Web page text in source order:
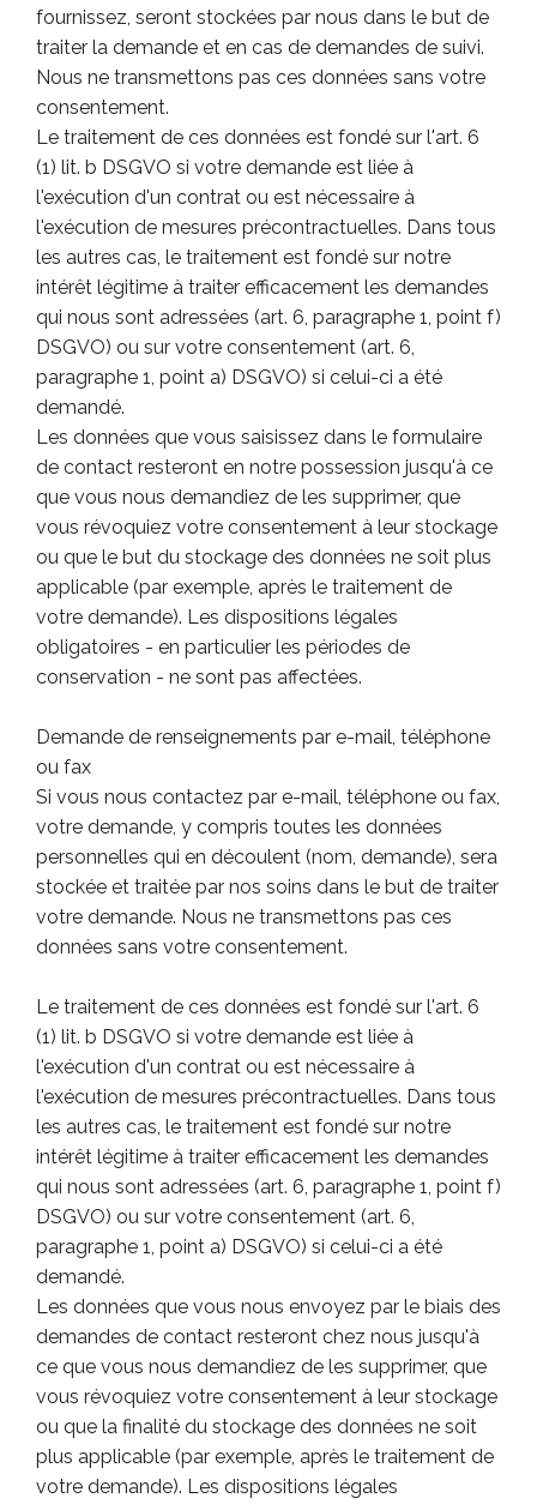
fournissez, seront stockées par nous dans le but de
traiter la demande et en cas de demandes de suivi.
Nous ne transmettons pas ces données sans votre
consentement.
Le traitement de ces données est fondé sur l'art. 6
(1) lit. b DSGVO si votre demande est liée à
l'exécution d'un contrat ou est nécessaire à
l'exécution de mesures précontractuelles. Dans tous
les autres cas, le traitement est fondé sur notre
intérêt légitime à traiter efficacement les demandes
qui nous sont adressées (art. 6, paragraphe 1, point f)
DSGVO) ou sur votre consentement (art. 6,
paragraphe 1, point a) DSGVO) si celui-ci a été
demandé.
Les données que vous saisissez dans le formulaire
de contact resteront en notre possession jusqu'à ce
que vous nous demandiez de les supprimer, que
vous révoquiez votre consentement à leur stockage
ou que le but du stockage des données ne soit plus
applicable (par exemple, après le traitement de
votre demande). Les dispositions légales
obligatoires - en particulier les périodes de
conservation - ne sont pas affectées.
Demande de renseignements par e-mail, téléphone
ou fax
Si vous nous contactez par e-mail, téléphone ou fax,
votre demande, y compris toutes les données
personnelles qui en découlent (nom, demande), sera
stockée et traitée par nos soins dans le but de traiter
votre demande. Nous ne transmettons pas ces
données sans votre consentement.
Le traitement de ces données est fondé sur l'art. 6
(1) lit. b DSGVO si votre demande est liée à
l'exécution d'un contrat ou est nécessaire à
l'exécution de mesures précontractuelles. Dans tous
les autres cas, le traitement est fondé sur notre
intérêt légitime à traiter efficacement les demandes
qui nous sont adressées (art. 6, paragraphe 1, point f)
DSGVO) ou sur votre consentement (art. 6,
paragraphe 1, point a) DSGVO) si celui-ci a été
demandé.
Les données que vous nous envoyez par le biais des
demandes de contact resteront chez nous jusqu'à
ce que vous nous demandiez de les supprimer, que
vous révoquiez votre consentement à leur stockage
ou que la finalité du stockage des données ne soit
plus applicable (par exemple, après le traitement de
votre demande). Les dispositions légales